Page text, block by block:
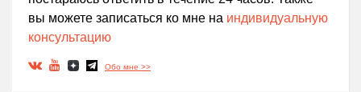
вы можете записаться ко мне на индивидуальную
консультацию
Обо мне >>